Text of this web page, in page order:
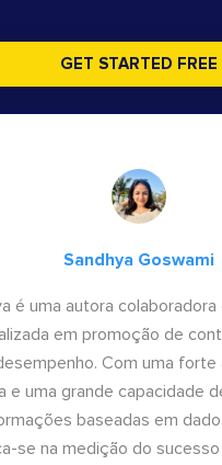
GET STARTED FREE
Sandhya Goswami
é uma autora colaboradora
em promoção de
Com uma forte
e uma grande capacidade
baseadas em
se na medição do sucesso